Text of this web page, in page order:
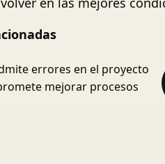
errores en el proyecto
mejorar procesos